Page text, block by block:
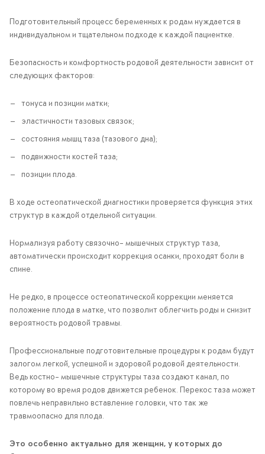
Подготовительный процесс беременных к родам нуждается в
индивидуальном и тщательном подходе к каждой пациентке.
Безопасность и комфортность родовой деятельности зависит от
следующих факторов:
тонуса и позиции матки;
эластичности тазовых связок;
состояния мышц таза (тазового дна);
подвижности костей таза;
позиции плода.
В ходе остеопатической диагностики проверяется функция этих
структур в каждой отдельной ситуации.
Нормализуя работу связочно- мышечных структур таза,
автоматически происходит коррекция осанки, проходят боли в
спине.
Не редко, в процессе остеопатической коррекции меняется
положение плода в матке, что позволит облегчить роды и снизит
вероятность родовой травмы.
Профессиональные подготовительные процедуры к родам будут
залогом легкой, успешной и здоровой родовой деятельности.
Ведь костно- мышечные структуры таза создают канал, по
которому во время родов движется ребенок. Перекос таза может
повлечь неправильно вставление головки, что так же
травмоопасно для плода.
Это особенно актуально для женщин, у которых до